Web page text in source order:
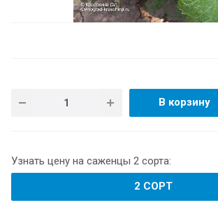
В корзину
Узнать цену на саженцы 2 сорта:
2 СОРТ